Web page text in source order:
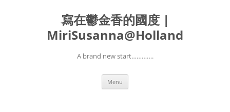
寫在鬱金香的國度 |
MiriSusanna@Holland
A brand new start………….
Menu